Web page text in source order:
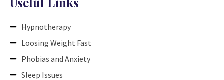
Hypnotherapy
Loosing Weight Fast
Phobias and Anxiety
Sleep Issues